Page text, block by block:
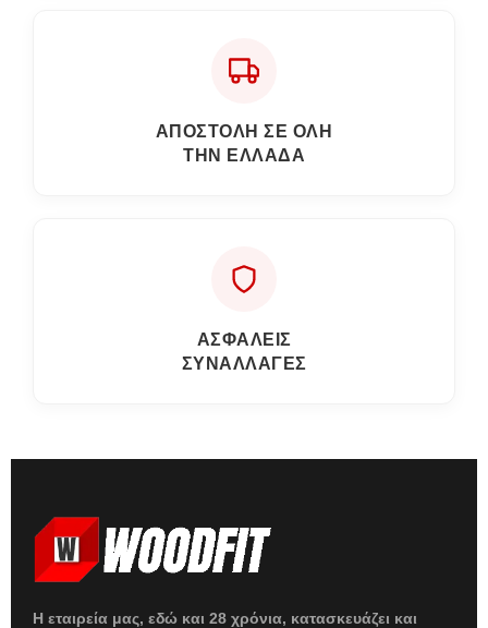
ΑΠΟΣΤΟΛΗ ΣΕ ΟΛΗ
ΤΗΝ ΕΛΛΑΔΑ
ΑΣΦΑΛΕΙΣ
ΣΥΝΑΛΛΑΓΕΣ
Η εταιρεία μας, εδώ και 28 χρόνια, κατασκευάζει και